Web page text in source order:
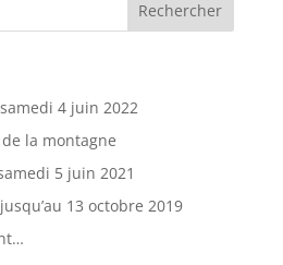
4 juin 2022
de la montagne
5 juin 2021
13 octobre 2019